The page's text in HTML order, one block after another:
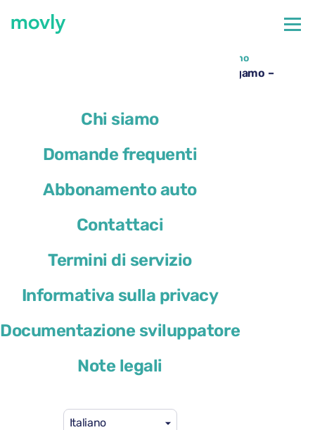
Chi siamo
Domande frequenti
Abbonamento auto
Contattaci
Termini di servizio
Informativa sulla privacy
Documentazione sviluppatore
Note legali
Italiano
Tutte le auto disponibili all'aeroporto di Bergamo
Noleggio Peugeot 308 all’aeroporto di Bergamo –
Peugeot 308